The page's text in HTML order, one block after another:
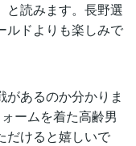
と読みます。長野選
ルドよりも楽しみで
あるのか分かりま
ームを着た高齢男
だけると嬉しいで